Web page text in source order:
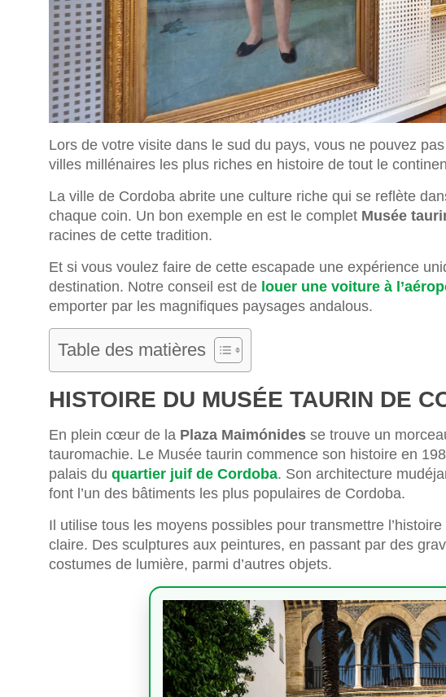
Lors de votre visite dans le sud du pays, vous ne pouvez
villes millénaires les plus riches en histoire de tout le
La ville de Cordoba abrite une culture riche qui se reflète
chaque coin. Un bon exemple en est le complet Musée
racines de cette tradition.
Et si vous voulez faire de cette escapade une expérience
destination. Notre conseil est de louer une voiture à
emporter par les magnifiques paysages andalous.
Table des matières
HISTOIRE DU MUSÉE TAURIN DE
En plein cœur de la Plaza Maimónides se trouve un
tauromachie. Le Musée taurin commence son histoire en
palais du quartier juif de Cordoba. Son architecture
font l’un des bâtiments les plus populaires de Cordoba.
Il utilise tous les moyens possibles pour transmettre
claire. Des sculptures aux peintures, en passant par des
costumes de lumière, parmi d’autres objets.